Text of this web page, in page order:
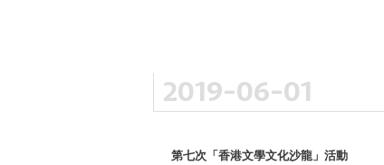
2019-06-01
第七次「香港文學文化沙龍」活動